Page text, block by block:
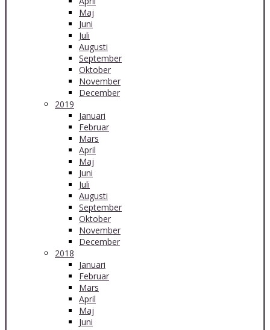
Maj
Juni
Juli
Augusti
September
Oktober
November
December
2019
Januari
Februar
Mars
April
Maj
Juni
Juli
Augusti
September
Oktober
November
December
2018
Januari
Februar
Mars
April
Maj
Juni